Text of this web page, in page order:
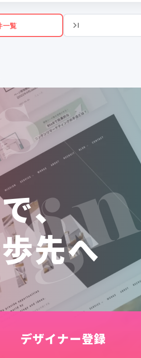
一覧
、
先へ
デザイナー登録